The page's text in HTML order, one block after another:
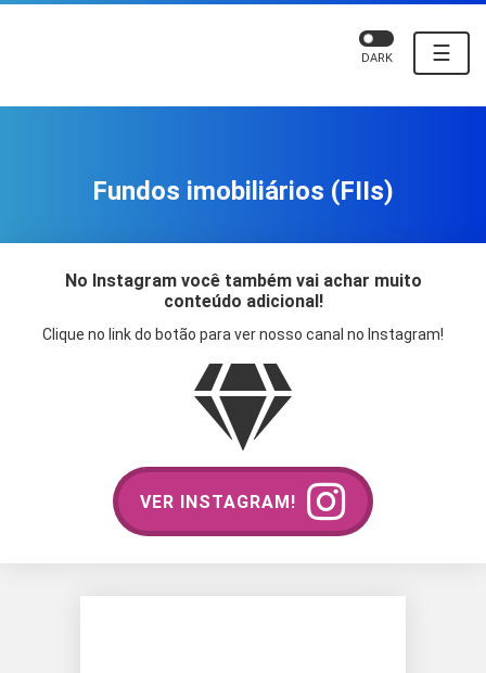
☰
DARK
Fundos imobiliários (FIIs)
No Instagram você também vai achar muito
conteúdo adicional!
Clique no link do botão para ver nosso canal no Instagram!
VER INSTAGRAM!